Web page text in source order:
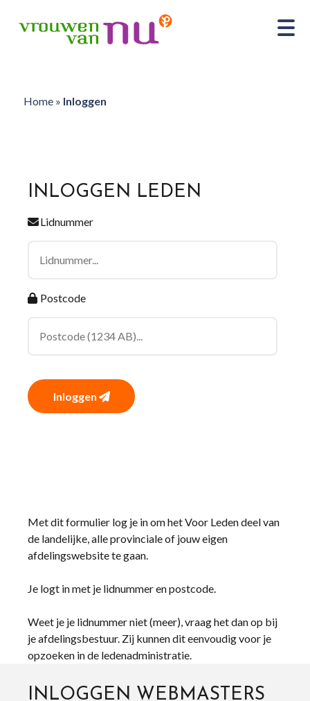
Home» Inloggen
INLOGGEN LEDEN
Lidnummer
Postcode
Inloggen
Met dit formulier log je in om het Voor Leden deel van
de landelijke, alle provinciale of jouw eigen
afdelingswebsite te gaan.
Je logt in met je lidnummer en postcode.
Weet je je lidnummer niet (meer), vraag het dan op bij
je afdelingsbestuur. Zij kunnen dit eenvoudig voor je
opzoeken in de ledenadministratie.
INLOGGEN WEBMASTERS